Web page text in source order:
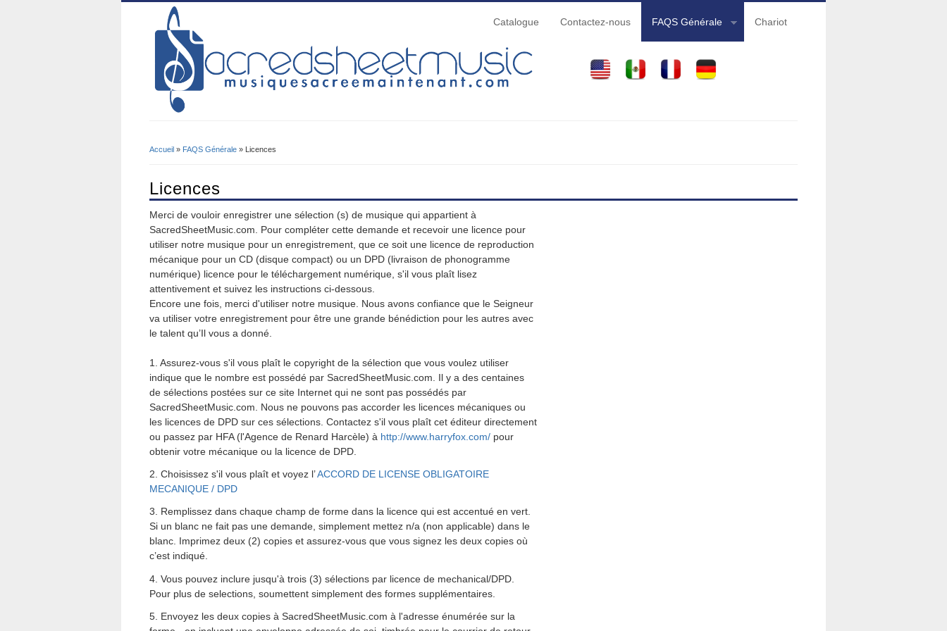
Catalogue Contactez-nous FAQS Générale Chariot
Accueil » FAQS Générale » Licences
Licences
Merci de vouloir enregistrer une sélection (s) de musique qui appartient à
SacredSheetMusic.com. Pour compléter cette demande et recevoir une licence pour
utiliser notre musique pour un enregistrement, que ce soit une licence de reproduction
mécanique pour un CD (disque compact) ou un DPD (livraison de phonogramme
numérique) licence pour le téléchargement numérique, s'il vous plaît lisez
attentivement et suivez les instructions ci-dessous.
Encore une fois, merci d'utiliser notre musique. Nous avons confiance que le Seigneur
va utiliser votre enregistrement pour être une grande bénédiction pour les autres avec
le talent qu’Il vous a donné.
1. Assurez-vous s'il vous plaît le copyright de la sélection que vous voulez utiliser
indique que le nombre est possédé par SacredSheetMusic.com. Il y a des centaines
de sélections postées sur ce site Internet qui ne sont pas possédés par
SacredSheetMusic.com. Nous ne pouvons pas accorder les licences mécaniques ou
les licences de DPD sur ces sélections. Contactez s'il vous plaît cet éditeur directement
ou passez par HFA (l'Agence de Renard Harcèle) à http://www.harryfox.com/ pour
obtenir votre mécanique ou la licence de DPD.
2. Choisissez s'il vous plaît et voyez l’ACCORD DE LICENSE OBLIGATOIRE
MECANIQUE / DPD
3. Remplissez dans chaque champ de forme dans la licence qui est accentué en vert.
Si un blanc ne fait pas une demande, simplement mettez n/a (non applicable) dans le
blanc. Imprimez deux (2) copies et assurez-vous que vous signez les deux copies où
c’est indiqué.
4. Vous pouvez inclure jusqu'à trois (3) sélections par licence de mechanical/DPD.
Pour plus de selections, soumettent simplement des formes supplémentaires.
5. Envoyez les deux copies à SacredSheetMusic.com à l'adresse énumérée sur la